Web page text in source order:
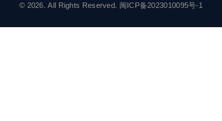
© 2026. All Rights Reserved. 闽ICP备2023010095号-1